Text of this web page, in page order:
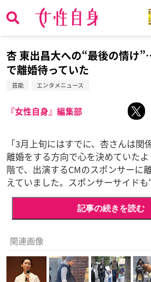
杏 東出昌大への“最後の情け
で離婚待っていた
芸能 エンタメニュース
『女性自身』編集部
「3月上旬にはすでに、杏さんは関
離婚をする方向で心を決めていた
階で、出演するCMのスポンサーに
えていました。スポンサーサイドも
記事の続きを読む
関連画像